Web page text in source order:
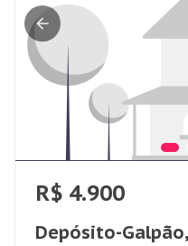
R$ 4.900
Depósito-